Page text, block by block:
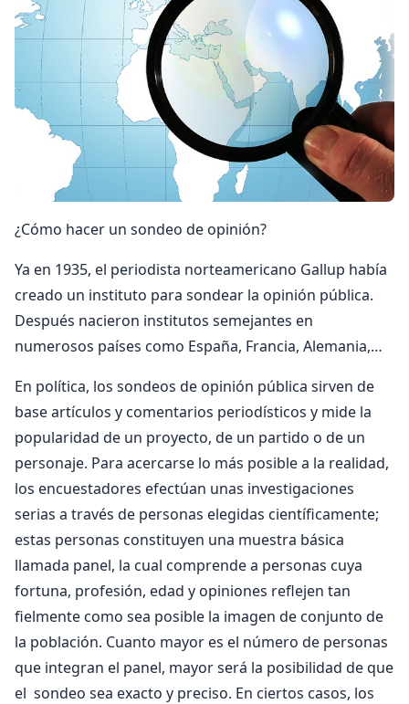
¿Cómo hacer un sondeo de opinión?
Ya en 1935, el periodista norteamericano Gallup había
creado un instituto para sondear la opinión pública.
Después nacieron institutos semejantes en
numerosos países como España, Francia, Alemania,…
En política, los sondeos de opinión pública sirven de
base artículos y comentarios periodísticos y mide la
popularidad de un proyecto, de un partido o de un
personaje. Para acercarse lo más posible a la realidad,
los encuestadores efectúan unas investigaciones
serias a través de personas elegidas científicamente;
estas personas constituyen una muestra básica
llamada panel, la cual comprende a personas cuya
fortuna, profesión, edad y opiniones reflejen tan
fielmente como sea posible la imagen de conjunto de
la población. Cuanto mayor es el número de personas
que integran el panel, mayor será la posibilidad de que
el sondeo sea exacto y preciso. En ciertos casos, los